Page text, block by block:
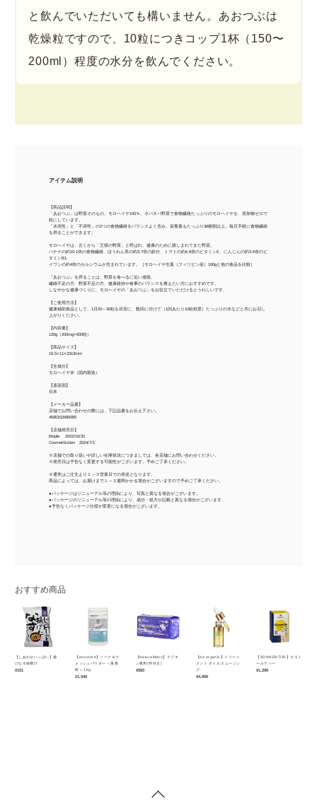
と飲んでいただいても構いません。あおつぶは
乾燥粒ですので、10粒につきコップ1杯（150〜
200ml）程度の水分を飲んでください。
アイテム説明
【商品説明】
「あおつぶ」は野菜そのもの、モロヘイヤ100％。ネバネバ野菜で食物繊維たっぷりのモロヘイヤを、添加物ゼロで
粒にしています。
「水溶性」と「不溶性」の2つの食物繊維をバランスよく含み、栄養素もたっぷり36種類以上。毎日手軽に食物繊維
を摂ることができます。
モロヘイヤは、古くから「王様の野菜」と呼ばれ、健康のために親しまれてきた野菜。
バナナの約10.1倍の食物繊維、ほうれん草の約3.7倍の鉄分、トマトの約6.6倍のビタミンE、にんじんの約3.6倍のビ
タミンB1、
イワシの約4倍のカルシウムが含まれています。［モロヘイヤ生葉（フィリピン産）100gと他の食品を比較］
『あおつぶ』を摂ることは、野菜を食べるに近い感覚。
繊維不足の方、野菜不足の方、健康維持や食事のバランスを整えたい方におすすめです。
しなやかな健康づくりに、モロヘイヤの「あおつぶ」をお役立ていただけるとうれしいです。
【ご使用方法】
健康補助食品として、1日20～30粒を目安に、数回に分けて（1回あたり10粒程度）たっぷりの水などと共にお召し
上がりください。
【内容量】
120g（200mg×600粒）
【商品サイズ】
19.5×11×23±3mm
【全成分】
モロヘイヤ末（国内製造）
【原産国】
日本
【メーカー品番】
店舗でお問い合わせの際には、下記品番をお伝え下さい。
4580152689385
【店舗発売日】
Biople 2022/10/20
CosmeKitchen 2024/7/1
※店舗での取り扱いや詳しい在庫状況につきましては、各店舗にお問い合わせください。
※発売日は予告なく変更する可能性がございます。予めご了承ください。
※通常はご注文より１～３営業日での発送となります。
商品によっては、お届けまで１～２週間かかる場合がございますので予めご了承ください。
●パッケージはリニューアル等の理由により、写真と異なる場合がございます。
●パッケージのリニューアル等の理由により、成分・処方が記載と異なる場合がございます。
●予告なくパッケージ仕様が変更になる場合がございます。
おすすめ商品
【しあわせいっぱい】揚
げなす味噌汁
¥151
【ecostore】ソーク＆ウ
ォッシュパウダー ＜無香
料＞ 1kg
¥1,540
【NaturaMoon】ナプキ
ン夜用(羽付き)
¥583
【do organic】トリート
メント オイル スムージン
グ
¥4,950
【SONNENTOR】カモミ
ールティー
¥1,296